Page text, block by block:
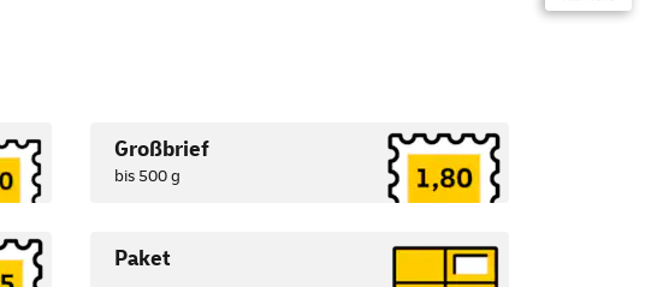
Großbrief
bis 500 g
Paket